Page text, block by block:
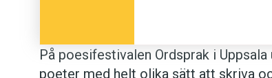
På poesifestivalen Ordsprak i
poeter med helt olika sätt att skriva